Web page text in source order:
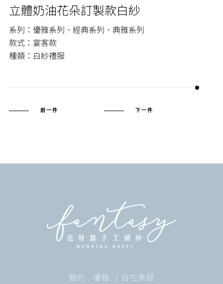
立體奶油花朵訂製款白紗
系列：優雅系列、經典系列、典雅系列
款式：宴客款
種類：白紗禮服
前一件 下一件
簡約 . 優雅. / 自在美感